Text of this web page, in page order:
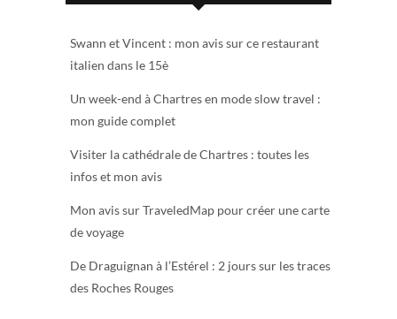
Swann et Vincent : mon avis sur ce restaurant
italien dans le 15è
Un week-end à Chartres en mode slow travel :
mon guide complet
Visiter la cathédrale de Chartres : toutes les
infos et mon avis
Mon avis sur TraveledMap pour créer une carte
de voyage
De Draguignan à l’Estérel : 2 jours sur les traces
des Roches Rouges